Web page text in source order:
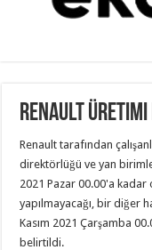
Renault
Renault tarafından
direktörlüğü ve yan
2021 Pazar 00.00'a
yapılmayacağı, bir diğer
Kasım 2021 Çarşamba
belirtildi.